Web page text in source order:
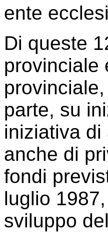
ente
Di queste
provinciale
parte, su
iniziativa
anche di
fondi
luglio
sviluppo